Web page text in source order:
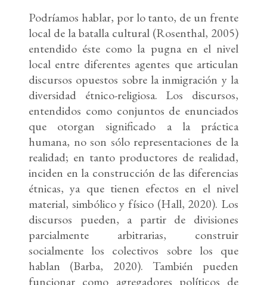
Podríamos hablar, por lo tanto, de un frente
local de la batalla cultural (Rosenthal, 2005)
entendido éste como la pugna en el nivel
local entre diferentes agentes que articulan
discursos opuestos sobre la inmigración y la
diversidad étnico-religiosa. Los discursos,
entendidos como conjuntos de enunciados
que otorgan significado a la práctica
humana, no son sólo representaciones de la
realidad; en tanto productores de realidad,
inciden en la construcción de las diferencias
étnicas, ya que tienen efectos en el nivel
material, simbólico y físico (Hall, 2020). Los
discursos pueden, a partir de divisiones
parcialmente arbitrarias, construir
socialmente los colectivos sobre los que
hablan (Barba, 2020). También pueden
funcionar como agregadores políticos de